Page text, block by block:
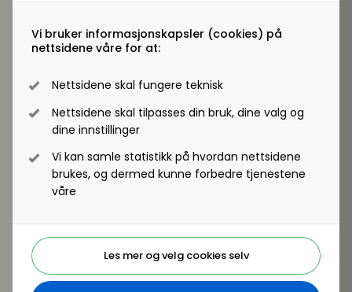
Vi bruker informasjonskapsler (cookies) på
nettsidene våre for at:
Nettsidene skal fungere teknisk
Nettsidene skal tilpasses din bruk, dine valg og
dine innstillinger
Vi kan samle statistikk på hvordan nettsidene
brukes, og dermed kunne forbedre tjenestene
våre
Les mer og velg cookies selv
verdier. På mange punkter er de også mer
selvsikre enn sine mannlige kolleger. Allikevel
Tradisjonelle rekrutteringsprosesser spiller mindre
rolle enn nettverk og headhunting.
Betydningen av tydelige karriereplaner og
Betydningen av likestilling og troverdig
engasjement hos administrerende direktør og
ledelsen.